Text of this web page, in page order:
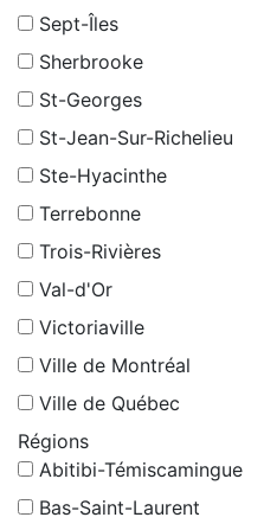
Sept-Îles
Sherbrooke
St-Georges
St-Jean-Sur-Richelieu
Ste-Hyacinthe
Terrebonne
Trois-Rivières
Val-d'Or
Victoriaville
Ville de Montréal
Ville de Québec
Régions
Abitibi-Témiscamingue
Bas-Saint-Laurent